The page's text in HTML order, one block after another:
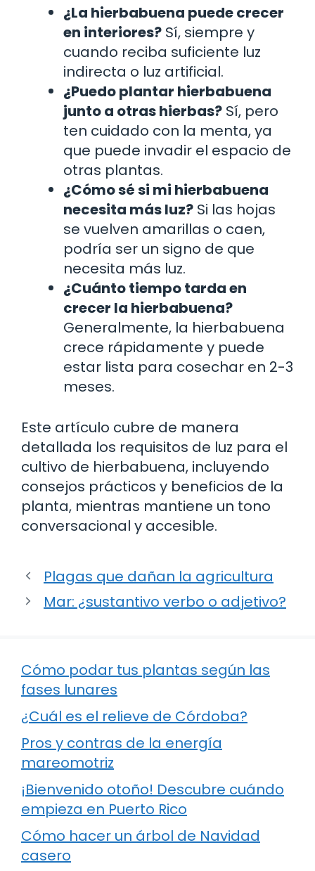
¿La hierbabuena puede crecer
en interiores? Sí, siempre y
cuando reciba suficiente luz
indirecta o luz artificial.
¿Puedo plantar hierbabuena
junto a otras hierbas? Sí, pero
ten cuidado con la menta, ya
que puede invadir el espacio de
otras plantas.
¿Cómo sé si mi hierbabuena
necesita más luz? Si las hojas
se vuelven amarillas o caen,
podría ser un signo de que
necesita más luz.
¿Cuánto tiempo tarda en
crecer la hierbabuena?
Generalmente, la hierbabuena
crece rápidamente y puede
estar lista para cosechar en 2-3
meses.
Este artículo cubre de manera
detallada los requisitos de luz para el
cultivo de hierbabuena, incluyendo
consejos prácticos y beneficios de la
planta, mientras mantiene un tono
conversacional y accesible.
Plagas que dañan la agricultura
Mar: ¿sustantivo verbo o adjetivo?
Cómo podar tus plantas según las
fases lunares
¿Cuál es el relieve de Córdoba?
Pros y contras de la energía
mareomotriz
¡Bienvenido otoño! Descubre cuándo
empieza en Puerto Rico
Cómo hacer un árbol de Navidad
casero